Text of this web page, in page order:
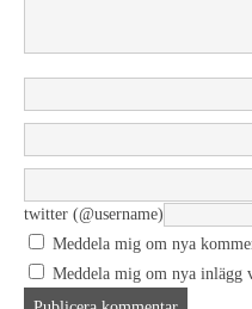
twitter (@username)
Meddela mig om nya
Meddela mig om nya inlägg